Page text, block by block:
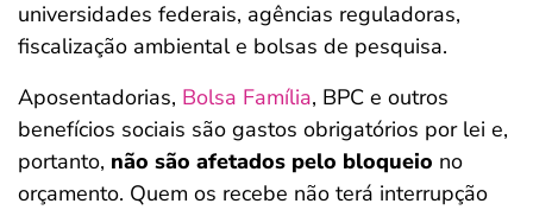
universidades federais, agências reguladoras,
fiscalização ambiental e bolsas de pesquisa.
Aposentadorias, Bolsa Família, BPC e outros
benefícios sociais são gastos obrigatórios por lei e,
portanto, não são afetados pelo bloqueio no
orçamento. Quem os recebe não terá interrupção